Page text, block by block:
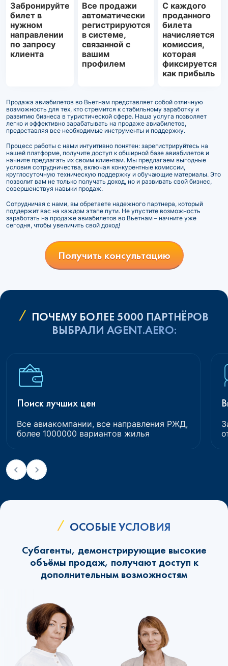
Забронируйте
билет в
нужном
направлении
по запросу
клиента
Все продажи
автоматически
регистрируются
в системе,
связанной с
вашим
профилем
С каждого
проданного
билета
начисляется
комиссия,
которая
фиксируется
как прибыль
Продажа авиабилетов во Вьетнам представляет собой отличную
возможность для тех, кто стремится к стабильному заработку и
развитию бизнеса в туристической сфере. Наша услуга позволяет
легко и эффективно зарабатывать на продаже авиабилетов,
предоставляя все необходимые инструменты и поддержку.
Процесс работы с нами интуитивно понятен: зарегистрируйтесь на
нашей платформе, получите доступ к обширной базе авиабилетов и
начните предлагать их своим клиентам. Мы предлагаем выгодные
условия сотрудничества, включая конкурентные комиссии,
круглосуточную техническую поддержку и обучающие материалы. Это
позволит вам не только получать доход, но и развивать свой бизнес,
совершенствуя навыки продаж.
Сотрудничая с нами, вы обретаете надежного партнера, который
поддержит вас на каждом этапе пути. Не упустите возможность
заработать на продаже авиабилетов во Вьетнам – начните уже
сегодня, чтобы увеличить свой доход!
Получить консультацию
ПОЧЕМУ БОЛЕЕ 5000 ПАРТНЁРОВ
ВЫБРАЛИ AGENT.AERO:
Поиск лучших цен
Все авиакомпании, все направления РЖД,
более 1000000 вариантов жилья
ОСОБЫЕ УСЛОВИЯ
Субагенты, демонстрирующие высокие
объёмы продаж, получают доступ к
дополнительным возможностям